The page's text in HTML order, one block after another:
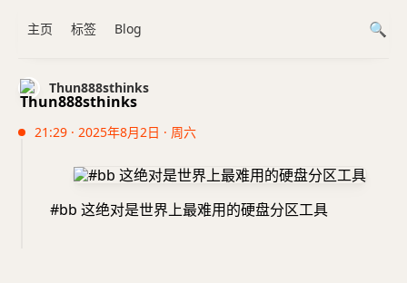
Thun888sthinks
21:29 · 2025年8月2日 · 周六
#bb 这绝对是世界上最难用的硬盘分区工具
主页 标签 Blog